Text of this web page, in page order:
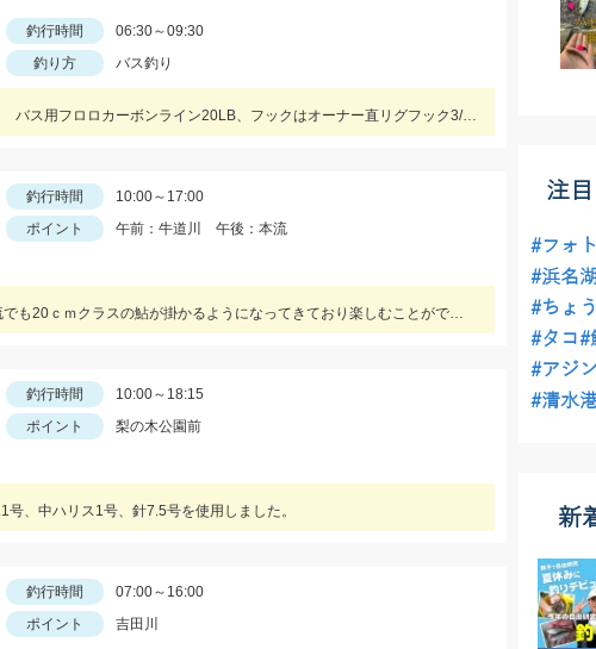
ペ
ー
釣行時間
06:30～09:30
釣り方 バス釣り
ブルフラット3.8インチの7ｇフリーリグでゲット！ラインはツリノ バス用フロロカーボンライン20LB、フックはオーナー直リグフック3/0を使いました♪
釣行時間
10:00～17:00
ポイント
午前：牛道川 午後：本流
牛道川では活性が高く、２時間で20匹程の釣果もありました。本流でも20ｃｍクラスの鮎が掛かるようになってきており楽しむことができています。
釣行時間
10:00～18:15
ポイント
梨の木公園前
、中ハリス1号、針7.5号を使用しました。
釣行時間
07:00～16:00
ポイント
吉田川
注
#フォ
#浜名
#ちょ
#タコ#
#アジ
#清水
新